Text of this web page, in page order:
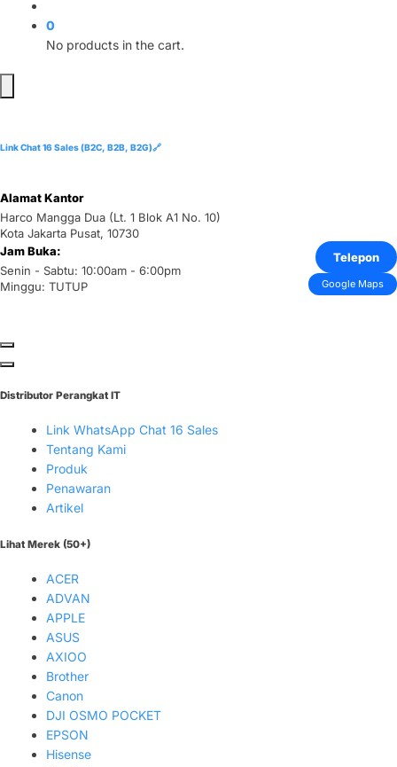
0
No products in the cart.
Link Chat 16 Sales (B2C, B2B, B2G)🔗
Alamat Kantor
Harco Mangga Dua (Lt. 1 Blok A1 No. 10)
Kota Jakarta Pusat, 10730
Jam Buka:
Senin - Sabtu: 10:00am - 6:00pm
Minggu: TUTUP
Telepon
Google Maps
Distributor Perangkat IT
Link WhatsApp Chat 16 Sales
Tentang Kami
Produk
Penawaran
Artikel
Lihat Merek (50+)
ACER
ADVAN
APPLE
ASUS
AXIOO
Brother
Canon
DJI OSMO POCKET
EPSON
Hisense